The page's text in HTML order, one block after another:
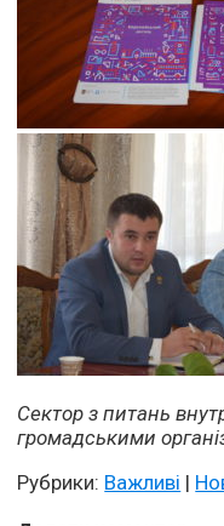
Сектор з питань
громадськими
Рубрики: Важливі |